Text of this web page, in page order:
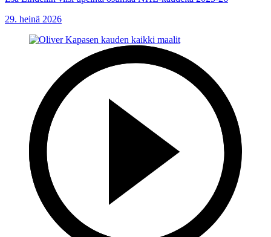
29. heinä 2026